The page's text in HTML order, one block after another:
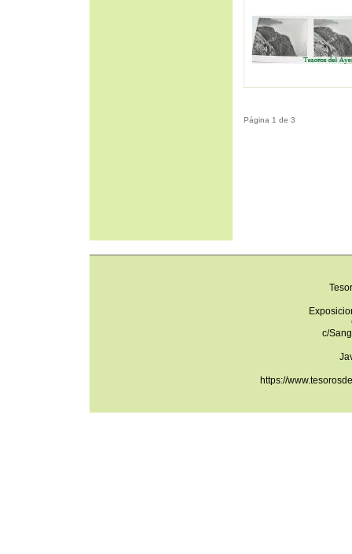
Página 1 de 3
c/
https://